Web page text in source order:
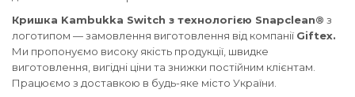
Кришка Kambukka Switch з технологією Snapclean® з
логотипом — замовлення виготовлення від компанії Giftex.
Ми пропонуємо високу якість продукції, швидке
виготовлення, вигідні ціни та знижки постійним клієнтам.
Працюємо з доставкою в будь-яке місто України.